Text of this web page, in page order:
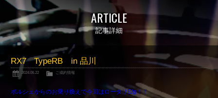
Stock list
在庫情報
Contract
ご成約情報
About NSX
NSXについて
Reflesh Plan
ARTICLE
記事詳細
RX7 TypeRB in 品川
2024.06.22 ご成約情報
ポルシェからのお乗り換えで今回はロータリE/g！！